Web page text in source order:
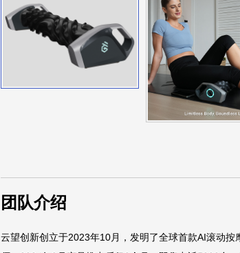
团队介绍
云望创新创立于2023年10月，发明了全球首款AI滚动